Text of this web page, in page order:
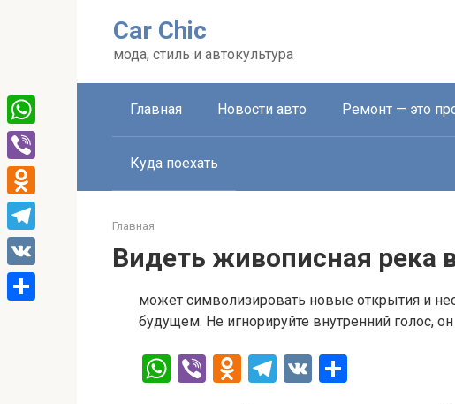
Car Chic
мода, стиль и автокультура
Главная Новости авто Ремонт — это
Куда поехать
Главная
Видеть живописная река
может символизировать новые открытия и
будущем. Не игнорируйте внутренний голос,
W Vi O
T
V
WhatsApp
Viber
Odnoklassniki
Telegram
VK